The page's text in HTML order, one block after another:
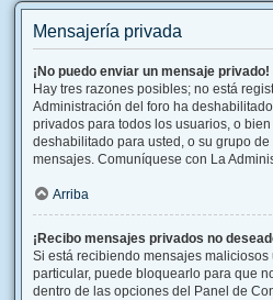
Mensajería privada
¡No puedo enviar un mensaje privado!
Hay tres razones posibles; no está
Administración del foro ha
privados para todos los usuarios, o
deshabilitado para usted, o su grupo
mensajes. Comuníquese con La
Arriba
¡Recibo mensajes privados no
Si está recibiendo mensajes
particular, puede bloquearlo para que
dentro de las opciones del Panel de